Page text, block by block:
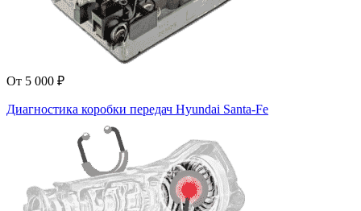
От 5 000 ₽
Диагностика коробки передач Hyundai Santa-Fe